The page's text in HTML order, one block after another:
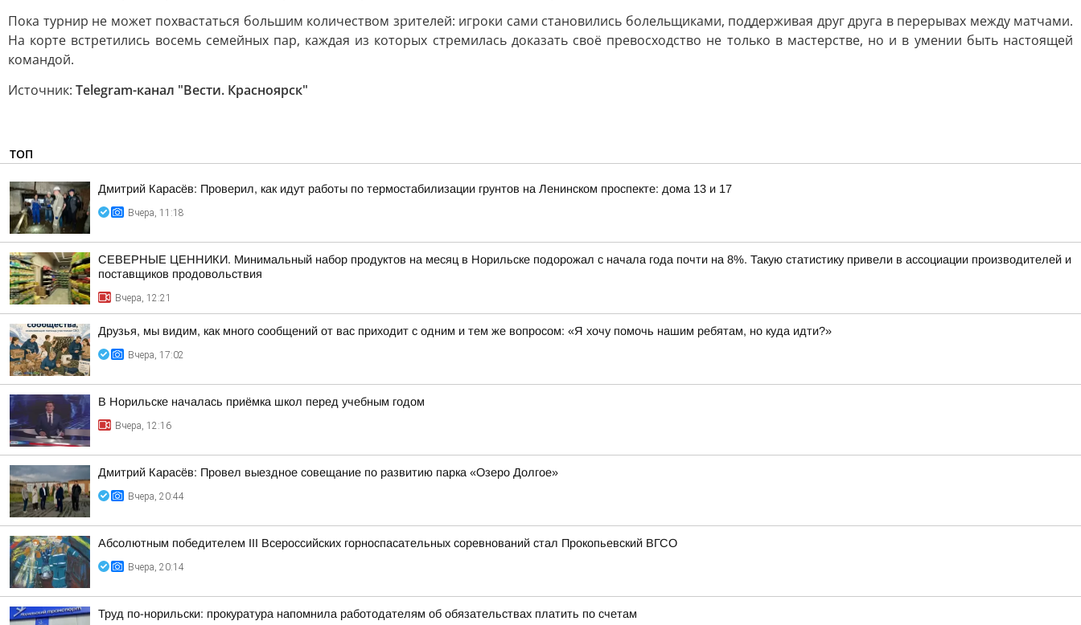
Пока турнир не может похвастаться большим количеством зрителей: игроки сами становились болельщиками, поддерживая друг друга в перерывах между матчами.
На корте встретились восемь семейных пар, каждая из которых стремилась доказать своё превосходство не только в мастерстве, но и в умении быть настоящей
командой.
Источник: Telegram-канал "Вести. Красноярск"
ТОП
Дмитрий Карасёв: Проверил, как идут работы по термостабилизации грунтов на Ленинском проспекте: дома 13 и 17
Вчера, 11:18
СЕВЕРНЫЕ ЦЕННИКИ. Минимальный набор продуктов на месяц в Норильске подорожал с начала года почти на 8%. Такую статистику привели в ассоциации производителей и
поставщиков продовольствия
Вчера, 12:21
Друзья, мы видим, как много сообщений от вас приходит с одним и тем же вопросом: «Я хочу помочь нашим ребятам, но куда идти?»
Вчера, 17:02
В Норильске началась приёмка школ перед учебным годом
Вчера, 12:16
Дмитрий Карасёв: Провел выездное совещание по развитию парка «Озеро Долгое»
Вчера, 20:44
Абсолютным победителем III Всероссийских горноспасательных соревнований стал Прокопьевский ВГСО
Вчера, 20:14
Труд по-норильски: прокуратура напомнила работодателям об обязательствах платить по счетам